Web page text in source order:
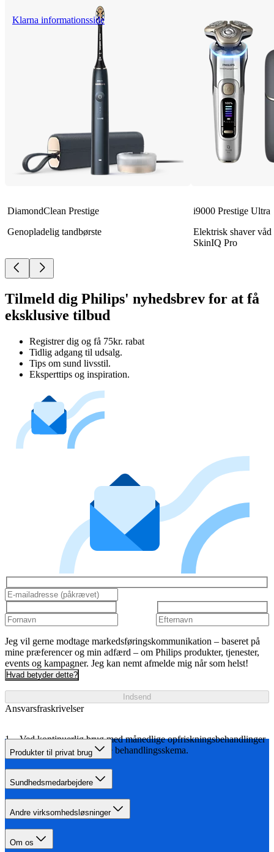
Klarna informationsside
DiamondClean Prestige
Genopladelig tandbørste
i9000 Prestige Ultra
Elektrisk shaver
SkinIQ Pro
Tilmeld dig Philips' nyhedsbrev for at få
eksklusive tilbud
Registrer dig og få 75kr. rabat
Tidlig adgang til udsalg.
Tips om sund livsstil.
Eksperttips og inspiration.
Jeg vil gerne modtage markedsføringskommunikation – baseret på
mine præferencer og min adfærd – om Philips produkter, tjenester,
events og kampagner. Jeg kan nemt afmelde mig når som helst!
Hvad betyder dette?
Indsend
Ansvarsfraskrivelser
Ved kontinuerlig brug med månedlige opfriskningsbehandlinger
i henhold til det angivne behandlingsskema.
Produkter til privat brug
Sundhedsmedarbejdere
Andre virksomhedsløsninger
Om os